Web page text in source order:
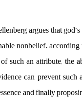
argues that
nonbelief.
such an attribute, the
can prevent
and finally